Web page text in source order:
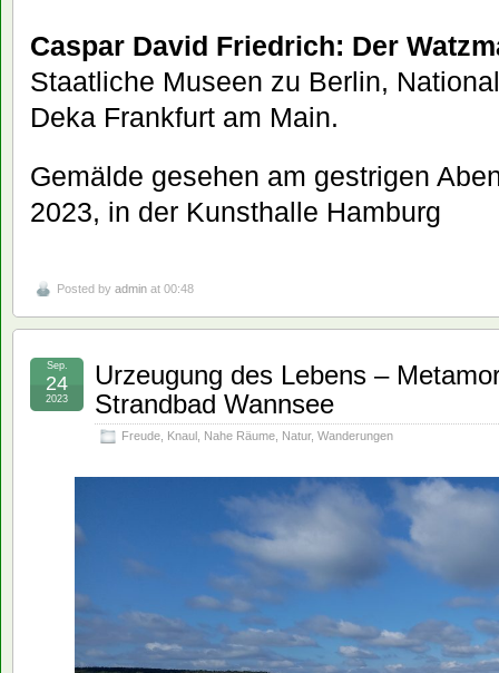
Caspar David Friedrich: Der
Staatliche Museen zu Berlin,
Deka Frankfurt am Main.
Gemälde gesehen am gestrigen
2023, in der Kunsthalle Hamburg
Posted by admin at 00:48
Urzeugung des Lebens –
Strandbad Wannsee
Freude Knaul Nahe Räume Natur, Wanderungen
Sep.
24
2023